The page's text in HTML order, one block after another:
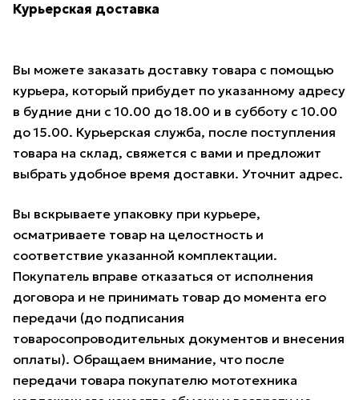
Курьерская доставка
Вы можете заказать доставку товара с помощью
курьера, который прибудет по указанному адресу
в будние дни с 10.00 до 18.00 и в субботу с 10.00
до 15.00. Курьерская служба, после поступления
товара на склад, свяжется с вами и предложит
выбрать удобное время доставки. Уточнит адрес.
Вы вскрываете упаковку при курьере,
осматриваете товар на целостность и
соответствие указанной комплектации.
Покупатель вправе отказаться от исполнения
договора и не принимать товар до момента его
передачи (до подписания
товаросопроводительных документов и внесения
оплаты). Обращаем внимание, что после
передачи товара покупателю мототехника